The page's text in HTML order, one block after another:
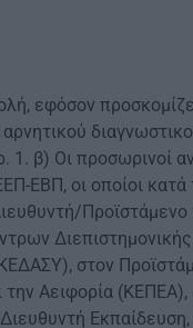
εφόσον
1. β) Οι προσωρινοί
ΕΒΠ, οι οποίοι
Προϊστάμενο
στον
την Αειφορία